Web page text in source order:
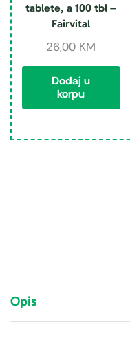
tablete, a 100 tbl –
Fairvital
26,00 KM
Dodaj u
korpu
Opis